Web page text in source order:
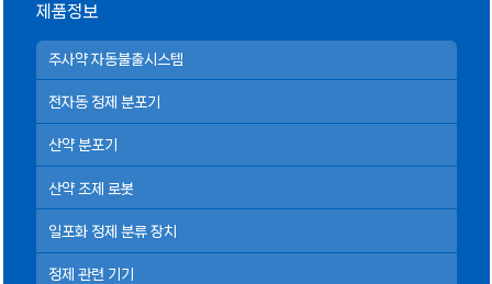
제품정보
주사약 자동불출시스템
전자동 정제 분포기
산약 분포기
산약 조제 로봇
일포화 정제 분류 장치
정제 관련 기기